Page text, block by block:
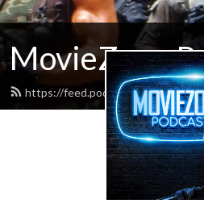
MovieZone
https://feed.podbean.com/